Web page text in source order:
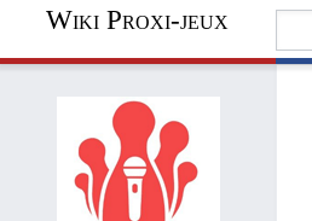
Wiki Proxi-jeux